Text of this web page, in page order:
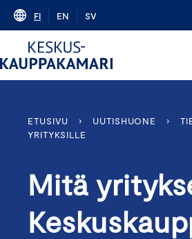
Skip
content
FI EN SV
ETUSIVU › UUTISHUONE ›
YRITYKSILLE
Mitä